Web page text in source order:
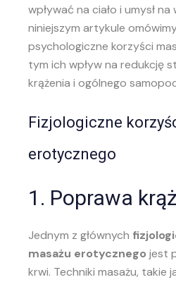
wpływać na ciało i umysł
niniejszym artykule
psychologiczne korzyści
tym ich wpływ na redukcję
krążenia i ogólnego
Fizjologiczne
erotycznego
1. Poprawa
Jednym z głównych
masażu erotycznego jest
krwi. Techniki masażu, takie